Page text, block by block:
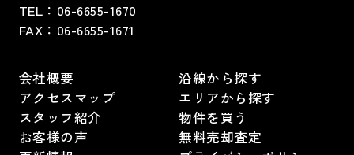
TEL： 06-6655-1670
FAX： 06-6655-1671
会社概要
アクセスマップ
スタッフ紹介
お客様の声
沿線から探す
エリアから探す
物件を買う
無料売却査定